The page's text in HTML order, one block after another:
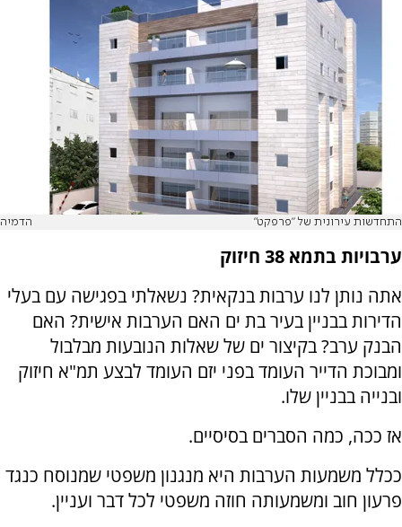
התחדשות עירונית של "פרפקט" הדמיה
ערבויות בתמא 38 חיזוק
אתה נותן לנו ערבות בנקאית? נשאלתי בפגישה עם בעלי
הדירות בבניין בעיר בת ים האם הערבות אישית? האם
הבנק ערב? בקיצור ים של שאלות הנובעות מבלבול
ומבוכת הדייר העומד בפני יזם העומד לבצע תמ"א חיזוק
ובנייה בבניין שלו.
אז ככה, כמה הסברים בסיסיים.
ככלל משמעות הערבות היא מנגנון משפטי שמנוסח כנגד
פרעון חוב ומשמעותה חוזה משפטי לכל דבר ועניין.